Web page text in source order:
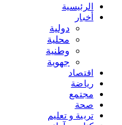
الرئيسية
أخبار
دولية
محلية
وطنية
جهوية
اقتصاد
رياضة
مجتمع
صحة
تربية و تعليم